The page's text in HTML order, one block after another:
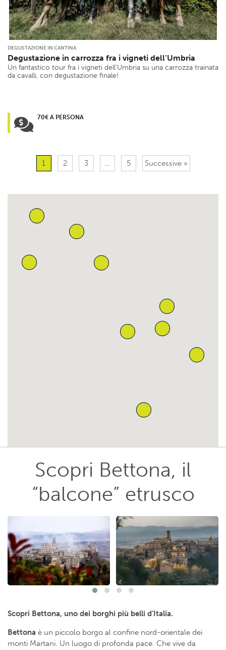
DEGUSTAZIONE IN CANTINA
Degustazione in carrozza fra i vigneti dell’Umbria
Un fantastico tour fra i vigneti dell’Umbria su una carrozza trainata
da cavalli, con degustazione finale!
70€ A PERSONA
1 2 3 … 5 Successive »
Scopri Bettona, il
“balcone” etrusco
Scopri Bettona, uno dei borghi più belli d’Italia.
Bettona è un piccolo borgo al confine nord-orientale dei
monti Martani. Un luogo di profonda pace. Che vive da